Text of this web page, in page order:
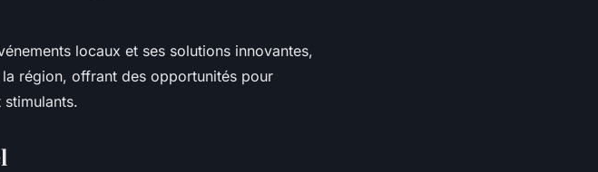
locaux et ses solutions innovantes,
région, offrant des opportunités pour